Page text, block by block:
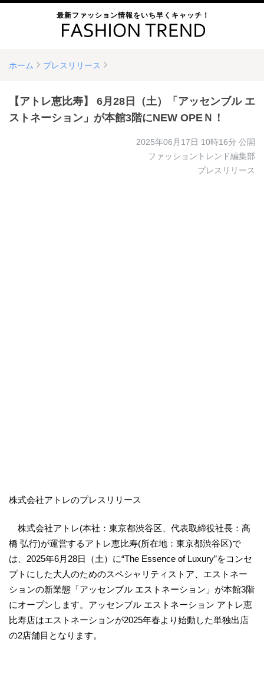
最新ファッション情報をいち早くキャッチ！
ホーム プレスリリース
【アトレ恵比寿】 6月28日（土）「アッセンブル エ
ストネーション」が本館3階にNEW OPEＮ！
2025年06月17日 10時16分 公開
ファッショントレンド編集部
プレスリリース
株式会社アトレのプレスリリース
株式会社アトレ(本社：東京都渋谷区、代表取締役社長：髙
橋 弘行)が運営するアトレ恵比寿(所在地：東京都渋谷区)で
は、2025年6月28日（土）に“The Essence of Luxury”をコンセ
プトにした大人のためのスペシャリティストア、エストネー
ションの新業態「アッセンブル エストネーション」が本館3階
にオープンします。アッセンブル エストネーション アトレ恵
比寿店はエストネーションが2025年春より始動した単独出店
の2店舗目となります。